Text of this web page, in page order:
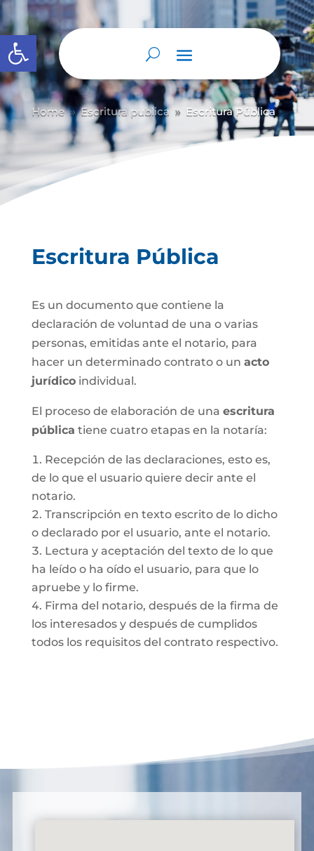
Abrir barra de herramientas
Home 9 Escritura publica 9 Escritura Pública
Escritura Pública
Es un documento que contiene la
declaración de voluntad de una o varias
personas, emitidas ante el notario, para
hacer un determinado contrato o un acto
jurídicoindividual.
El proceso de elaboración de una escritura
pública tiene cuatro etapas en la notaría:
Recepción de las declaraciones, esto es,
de lo que el usuario quiere decir ante el
notario.
Transcripción en texto escrito de lo dicho
o declarado por el usuario, ante el notario.
Lectura y aceptación del texto de lo que
ha leído o ha oído el usuario, para que lo
apruebe y lo firme.
Firma del notario, después de la firma de
los interesados y después de cumplidos
todos los requisitos del contrato respectivo.